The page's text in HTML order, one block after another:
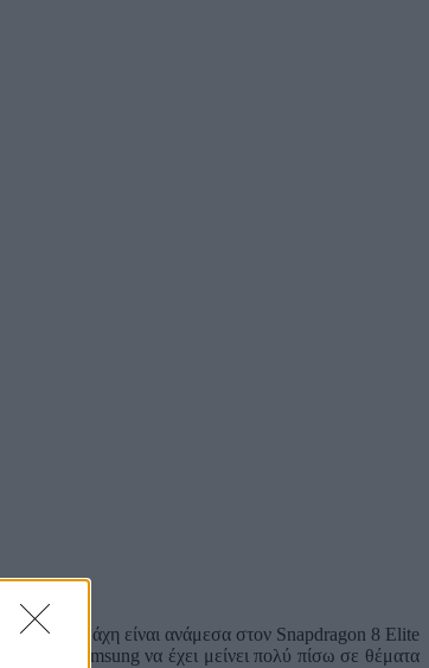
S26, η μάχη είναι ανάμεσα στον Snapdragon 8 Elite
με την Samsung να έχει μείνει πολύ πίσω σε θέματα